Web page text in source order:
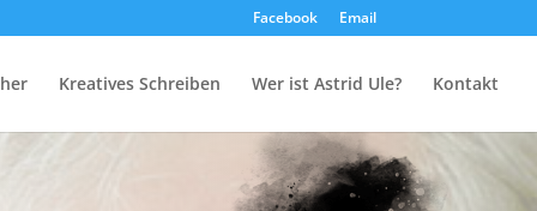
Facebook Email
Kreatives Schreiben Wer ist Astrid Ule? Kontakt